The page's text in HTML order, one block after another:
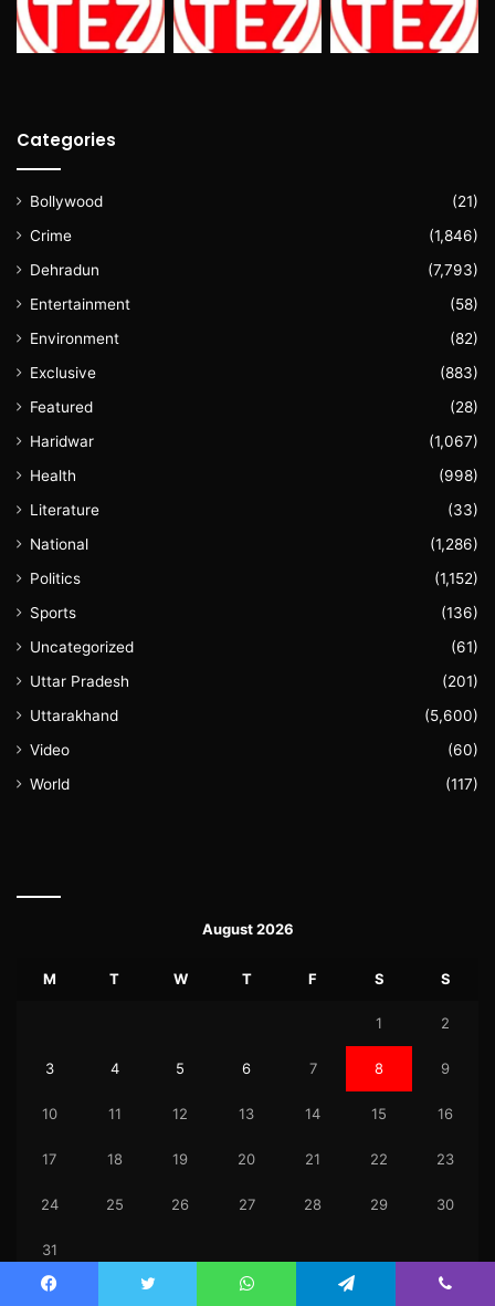
Categories
Bollywood
(21)
Crime
(1,846)
Dehradun
(7,793)
Entertainment
(58)
Environment
(82)
Exclusive
(883)
Featured
(28)
Haridwar
(1,067)
Health
(998)
Literature
(33)
National
(1,286)
Politics
(1,152)
Sports
(136)
Uncategorized
(61)
Uttar Pradesh
(201)
Uttarakhand
(5,600)
Video
(60)
World
(117)
August 2026
M T W T F S S
1 2
3 4 5 6 7 8 9
10 11 12 13 14 15 16
17 18 19 20 21 22 23
24 25 26 27 28 29 30
31